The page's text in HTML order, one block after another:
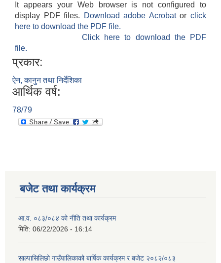
It appears your Web browser is not configured to
display PDF files.
Download adobe Acrobatorclick
here to download the PDF file.
Click here to download the PDF
file.
प्रकार:
ऐन, कानुन तथा निर्देशिका
आर्थिक वर्ष:
78/79
बजेट तथा कार्यक्रम
आ.व. ०८३/०८४ को नीति तथा कार्यक्रम
मिति: 06/22/2026 - 16:14
साल्पासिलिछो गाउँपालिकाको बार्षिक कार्यक्रम र बजेट २०८२/०८३